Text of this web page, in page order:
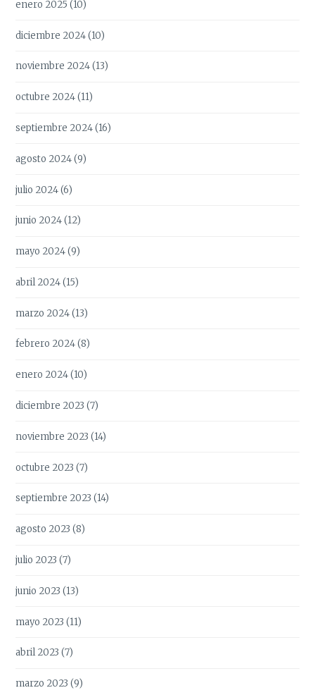
enero 2025 (10)
diciembre 2024(10)
noviembre 2024(13)
octubre 2024(11)
septiembre 2024(16)
agosto 2024(9)
julio 2024(6)
junio 2024(12)
mayo 2024(9)
abril 2024(15)
marzo 2024(13)
febrero 2024(8)
enero 2024(10)
diciembre 2023 (7)
noviembre 2023 (14)
octubre 2023 (7)
septiembre 2023 (14)
agosto 2023 (8)
julio 2023 (7)
junio 2023 (13)
mayo 2023 (11)
abril 2023 (7)
marzo 2023 (9)